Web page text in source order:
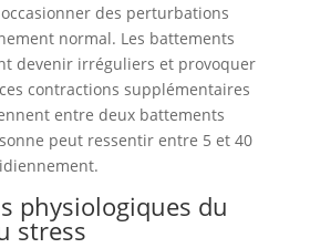
des perturbations
normal. Les battements
devenir irréguliers et provoquer
contractions supplémentaires
entre deux battements
peut ressentir entre 5 et 40
physiologiques du
stress